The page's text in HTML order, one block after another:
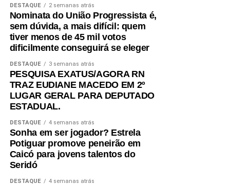
DESTAQUE 2 semanas atrás
Nominata do União Progressista é,
sem dúvida, a mais difícil: quem
tiver menos de 45 mil votos
dificilmente conseguirá se eleger
DESTAQUE 3 semanas atrás
PESQUISA EXATUS/AGORA RN
TRAZ EUDIANE MACEDO EM 2º
LUGAR GERAL PARA DEPUTADO
ESTADUAL.
DESTAQUE 4 semanas atrás
Sonha em ser jogador? Estrela
Potiguar promove peneirão em
Caicó para jovens talentos do
Seridó
DESTAQUE 4 semanas atrás